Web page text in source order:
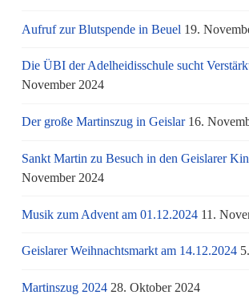
Aufruf zur Blutspende in Beuel 19.
Die ÜBI der Adelheidisschule sucht
November 2024
Der große Martinszug in Geislar 16.
Sankt Martin zu Besuch in den Geislarer
November 2024
Musik zum Advent am 01.12.2024 11.
Geislarer Weihnachtsmarkt am 14.12.2024
Martinszug 2024 28. Oktober 2024